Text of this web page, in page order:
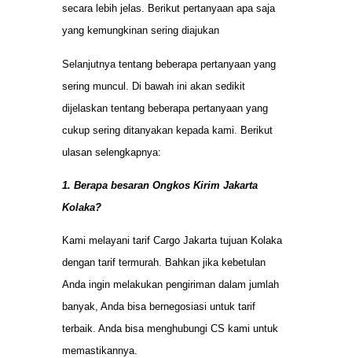
secara lebih jelas. Berikut pertanyaan apa saja
yang kemungkinan sering diajukan
Selanjutnya tentang beberapa pertanyaan yang
sering muncul. Di bawah ini akan sedikit
dijelaskan tentang beberapa pertanyaan yang
cukup sering ditanyakan kepada kami. Berikut
ulasan selengkapnya:
1. Berapa besaran Ongkos Kirim Jakarta
Kolaka?
Kami melayani tarif Cargo Jakarta tujuan Kolaka
dengan tarif termurah. Bahkan jika kebetulan
Anda ingin melakukan pengiriman dalam jumlah
banyak, Anda bisa bernegosiasi untuk tarif
terbaik. Anda bisa menghubungi CS kami untuk
memastikannya.